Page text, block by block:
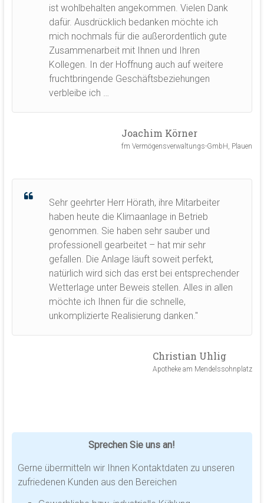
ist wohlbehalten angekommen. Vielen Dank
dafür. Ausdrücklich bedanken möchte ich
mich nochmals für die außerordentlich gute
Zusammenarbeit mit Ihnen und Ihren
Kollegen. In der Hoffnung auch auf weitere
fruchtbringende Geschäftsbeziehungen
verbleibe ich …
Joachim Körner
fm Vermögensverwaltungs-GmbH, Plauen
Sehr geehrter Herr Hörath, ihre Mitarbeiter
haben heute die Klimaanlage in Betrieb
genommen. Sie haben sehr sauber und
professionell gearbeitet – hat mir sehr
gefallen. Die Anlage läuft soweit perfekt,
natürlich wird sich das erst bei entsprechender
Wetterlage unter Beweis stellen. Alles in allen
möchte ich Ihnen für die schnelle,
unkomplizierte Realisierung danken."
Christian Uhlig
Apotheke am Mendelssohnplatz
Sprechen Sie uns an!
Gerne übermitteln wir Ihnen Kontaktdaten zu unseren
zufriedenen Kunden aus den Bereichen